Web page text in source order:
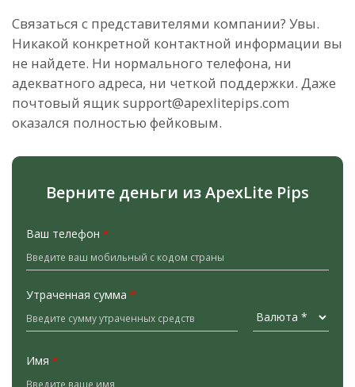
Связаться с представителями компании? Увы.
Никакой конкретной контактной информации вы
не найдете. Ни нормального телефона, ни
адекватного адреса, ни четкой поддержки. Даже
почтовый ящик support@apexlitepips.com
оказался полностью фейковым.
Верните деньги из ApexLite Pips
Ваш телефон *
Утраченная сумма *
Имя *